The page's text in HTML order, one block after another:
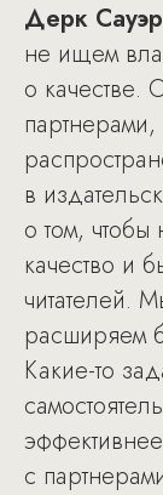
Дерк
не ищем
о качестве.
в
о том,
качество и
читателей.
расширяем
Какие-то
с